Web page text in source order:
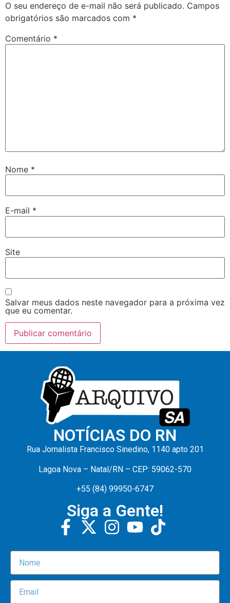
O seu endereço de e-mail não será publicado. Campos
obrigatórios são marcados com *
Comentário *
Nome *
E-mail *
Site
Salvar meus dados neste navegador para a próxima vez
que eu comentar.
NOTÍCIAS DO RN
Rua Jornalista Francisco Sinedino, 1140 apto 201
Lagoa Nova – Natal/RN – CEP: 59062-570
+55 (84) 99950-6747
Siga a Gente!